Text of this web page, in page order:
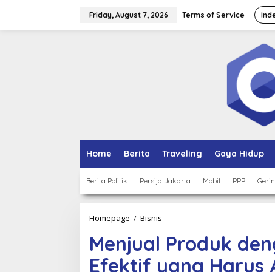
Friday, August 7, 2026 Terms of Service
Home Berita Traveling Gaya Hidup
Berita Politik Persija Jakarta Mobil PPP
Homepage / Bisnis
dengan
Bisnis
Online
Menjual Produk
Efektif yang Harus